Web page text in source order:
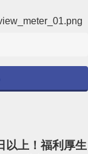
上！福利厚生